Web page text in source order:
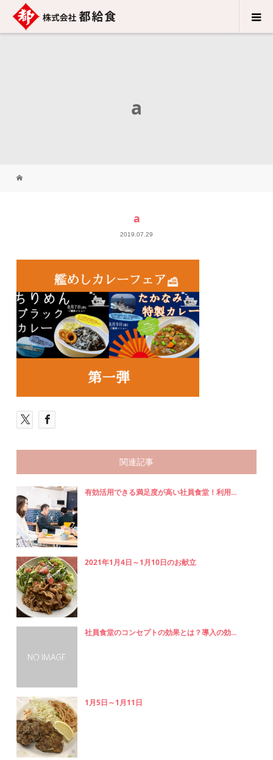
a
a
2019.07.29
関連記事
有効活用できる満足度が高い社員食堂！利用...
2021年1月4日～1月10日のお献立
社員食堂のコンセプトの効果とは？導入の効...
1月5日～1月11日